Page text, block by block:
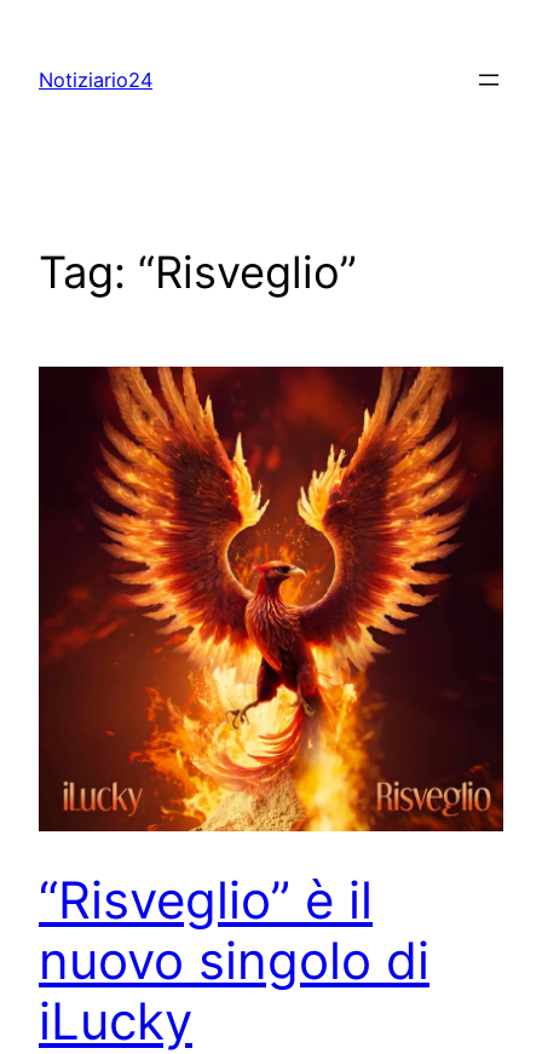
content
Notiziario24
Tag: “Risveglio”
“Risveglio” è il
nuovo singolo di
iLucky